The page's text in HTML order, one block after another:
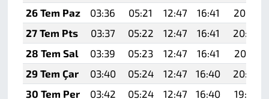
26 Tem Paz
03:36 05:21 12:47 16:41
20:03
27 Tem Pts
03:37 05:22 12:47 16:41
20:02
28 Tem Sal
03:39 05:23 12:47 16:41
20:01
29 Tem Çar
03:40 05:24 12:47 16:40
20:00
30 Tem Per
03:42 05:24 12:47 16:40
19:59